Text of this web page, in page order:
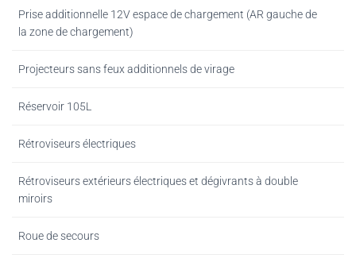
Prise additionnelle 12V espace de chargement (AR gauche de
la zone de chargement)
Projecteurs sans feux additionnels de virage
Réservoir 105L
Rétroviseurs électriques
Rétroviseurs extérieurs électriques et dégivrants à double
miroirs
Roue de secours